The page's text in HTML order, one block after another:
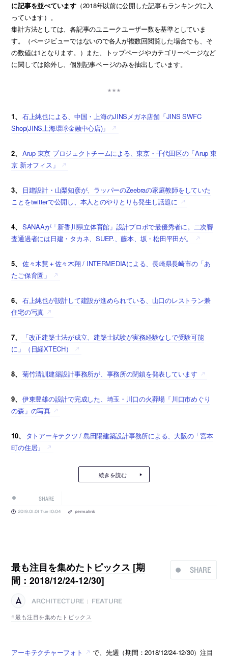
に記事を並べています（2018年以前に公開した記事もランキングに入
っています）。
集計方法としては、各記事のユニークユーザー数を基準としていま
す。（ページビューではないので各人が複数回閲覧した場合でも、そ
の数値は1となります。）また、トップページやカテゴリーページなど
に関しては除外し、個別記事ページのみを抽出しています。
1、 石上純也による、中国・上海のJINSメガネ店舗「JINS SWFC
Shop(JINS上海環球金融中心店)」
2、 Arup 東京 プロジェクトチームによる、東京・千代田区の「Arup 東
京 新オフィス」
3、
日建設計・山梨知彦が、ラッパーのZeebraの家庭教師をしていた
ことをtwitterで公開し、本人とのやりとりも発生し話題に
4、 SANAAが「新香川県立体育館」設計プロポで最優秀者に。二次審
査通過者には日建・タカネ、SUEP.、藤本、坂・松田平田が。
5、 佐々木慧＋佐々木翔 / INTERMEDIAによる、長崎県長崎市の「あ
たご保育園」
6、 石上純也が設計して建設が進められている、山口のレストラン兼
住宅の写真
7、
「改正建築士法が成立、建築士試験が実務経験なしで受験可能
に」（日経XTECH）
8、 菊竹清訓建築設計事務所が、事務所の閉鎖を発表しています
9、 伊東豊雄の設計で完成した、埼玉・川口の火葬場「川口市めぐり
の森」の写真
10、
タトアーキテクツ / 島田陽建築設計事務所による、大阪の「宮本
町の住居」
続きを読む
SHARE
2019.01.01 Tue 10:04 permalink
SHARE
最も注目を集めたトピックス [期
間：2018/12/24-12/30]
ARCHITECTURE
FEATURE
最も注目を集めたトピックス
アーキテクチャーフォト で、先週（期間：2018/12/24-12/30）注目